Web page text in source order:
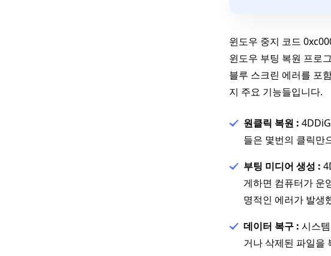
윈도우 중지 코드
윈도우 부팅 복원 프로
블루 스크린 에러를 포
지 주요 기능들입니다.
원클릭 복원 :
들은 몇번의 클릭만
부팅 미디어 생성 :
게하면 컴퓨터가 운
명적인 에러가 발생
데이터 복구 : 시스
거나 삭제된 파일을